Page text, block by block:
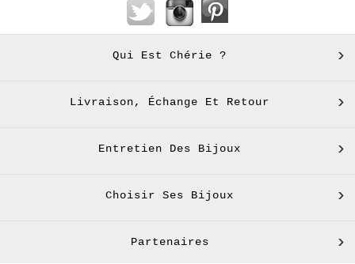
Qui Est Chérie ?
Livraison, Échange Et Retour
Entretien Des Bijoux
Choisir Ses Bijoux
Partenaires